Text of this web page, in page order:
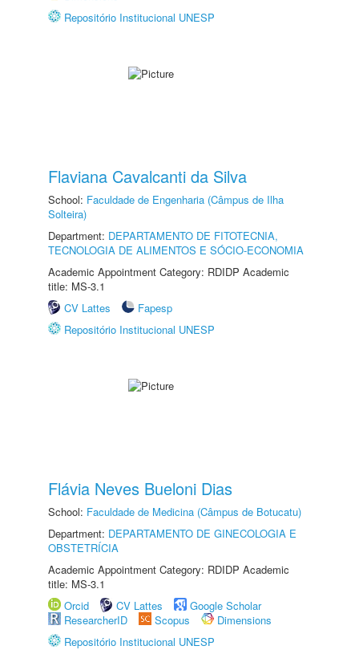
Repositório Institucional UNESP
Flaviana Cavalcanti da Silva
School: Faculdade de Engenharia (Câmpus de Ilha
Solteira)
Department: DEPARTAMENTO DE FITOTECNIA,
TECNOLOGIA DE ALIMENTOS E SÓCIO-ECONOMIA
Academic Appointment Category: RDIDP Academic
title: MS-3.1
CV Lattes
Fapesp
Repositório Institucional UNESP
Flávia Neves Bueloni Dias
School: Faculdade de Medicina (Câmpus de Botucatu)
Department: DEPARTAMENTO DE GINECOLOGIA E
OBSTETRÍCIA
Academic Appointment Category: RDIDP Academic
title: MS-3.1
Orcid
CV Lattes
Google Scholar
ResearcherID
Scopus
Dimensions
Repositório Institucional UNESP